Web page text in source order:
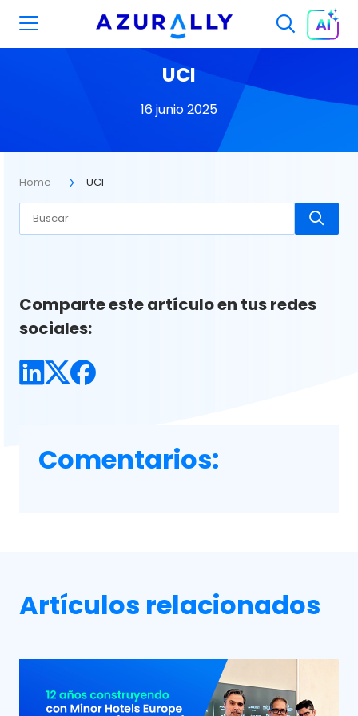
UCI
16 junio 2025
Home UCI
Comparte este artículo en tus redes
sociales:
Comentarios:
Artículos relacionados